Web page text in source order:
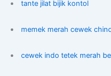
tante jilat bijik kontol
memek merah cewek
cewek indo tetek merah